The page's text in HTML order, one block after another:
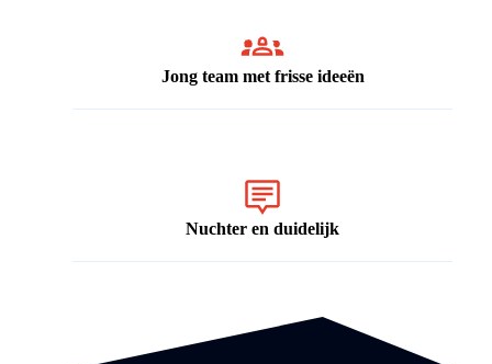
Jong team met frisse ideeën
Nuchter en duidelijk